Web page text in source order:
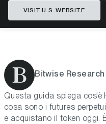
Bitwise Research
Questa guida spiega cos'è
cosa sono i futures
e acquistano il token oggi.
VISIT U.S. WEBSITE